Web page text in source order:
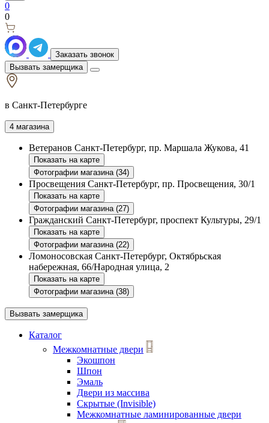
0
0
Заказать звонок
Вызвать замерщика
в Санкт-Петербурге
4 магазина
Ветеранов Санкт-Петербург, пр. Маршала Жукова, 41
Показать на карте
Фотографии магазина (34)
Просвещения Санкт-Петербург, пр. Просвещения, 30/1
Показать на карте
Фотографии магазина (27)
Гражданский Санкт-Петербург, проспект Культуры, 29/1
Показать на карте
Фотографии магазина (22)
Ломоносовская Санкт-Петербург, Октябрьская
набережная, 66/Народная улица, 2
Показать на карте
Фотографии магазина (38)
Вызвать замерщика
Каталог
Межкомнатные двери
Экошпон
Шпон
Эмаль
Двери из массива
Скрытые (Invisible)
Межкомнатные ламинированные двери